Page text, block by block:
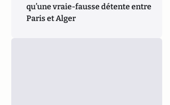
qu’une vraie-fausse détente entre
Paris et Alger